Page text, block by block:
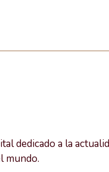
dedicado a la
mundo.